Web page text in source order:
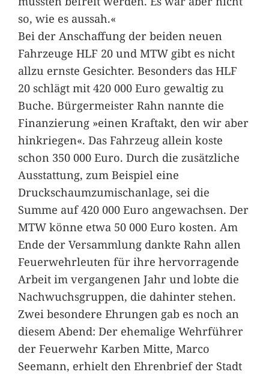
so, wie es aussah.«
Bei der Anschaffung der beiden neuen
Fahrzeuge HLF 20 und MTW gibt es nicht
allzu ernste Gesichter. Besonders das HLF
20 schlägt mit 420 000 Euro gewaltig zu
Buche. Bürgermeister Rahn nannte die
Finanzierung »einen Kraftakt, den wir aber
hinkriegen«. Das Fahrzeug allein koste
schon 350 000 Euro. Durch die zusätzliche
Ausstattung, zum Beispiel eine
Druckschaumzumischanlage, sei die
Summe auf 420 000 Euro angewachsen. Der
MTW könne etwa 50 000 Euro kosten. Am
Ende der Versammlung dankte Rahn allen
Feuerwehrleuten für ihre hervorragende
Arbeit im vergangenen Jahr und lobte die
Nachwuchsgruppen, die dahinter stehen.
Zwei besondere Ehrungen gab es noch an
diesem Abend: Der ehemalige Wehrführer
der Feuerwehr Karben Mitte, Marco
Seemann, erhielt den Ehrenbrief der Stadt